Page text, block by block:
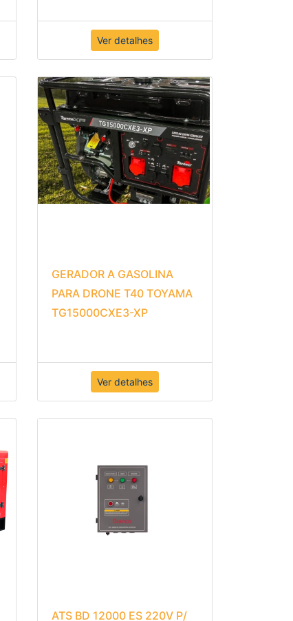
Ver detalhes
GERADOR A GASOLINA
PARA DRONE T40 TOYAMA
TG15000CXE3-XP
Ver detalhes
ATS BD 12000 ES 220V P/